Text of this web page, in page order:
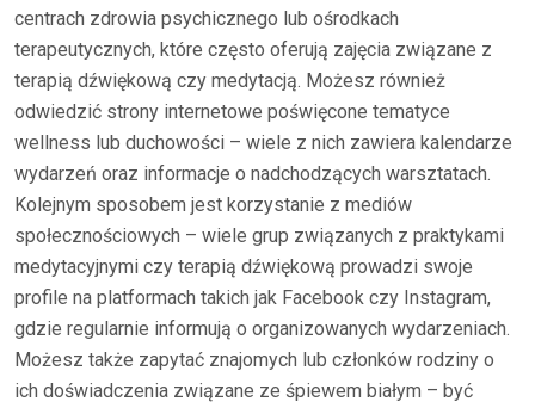
centrach zdrowia psychicznego lub ośrodkach
terapeutycznych, które często oferują zajęcia związane z
terapią dźwiękową czy medytacją. Możesz również
odwiedzić strony internetowe poświęcone tematyce
wellness lub duchowości – wiele z nich zawiera kalendarze
wydarzeń oraz informacje o nadchodzących warsztatach.
Kolejnym sposobem jest korzystanie z mediów
społecznościowych – wiele grup związanych z praktykami
medytacyjnymi czy terapią dźwiękową prowadzi swoje
profile na platformach takich jak Facebook czy Instagram,
gdzie regularnie informują o organizowanych wydarzeniach.
Możesz także zapytać znajomych lub członków rodziny o
ich doświadczenia związane ze śpiewem białym – być